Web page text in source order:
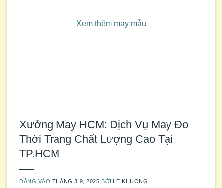
Xem thêm may mẫu
Xưởng May HCM: Dịch Vụ May Đo
Thời Trang Chất Lượng Cao Tại
TP.HCM
ĐĂNG VÀOTHÁNG 3 9, 2025 BỞI LE KHUONG